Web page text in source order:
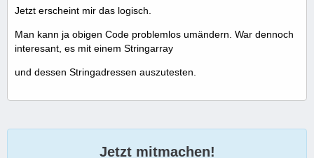
Jetzt erscheint mir das logisch.
Man kann ja obigen Code problemlos umändern. War dennoch
interesant, es mit einem Stringarray
und dessen Stringadressen auszutesten.
Jetzt mitmachen!